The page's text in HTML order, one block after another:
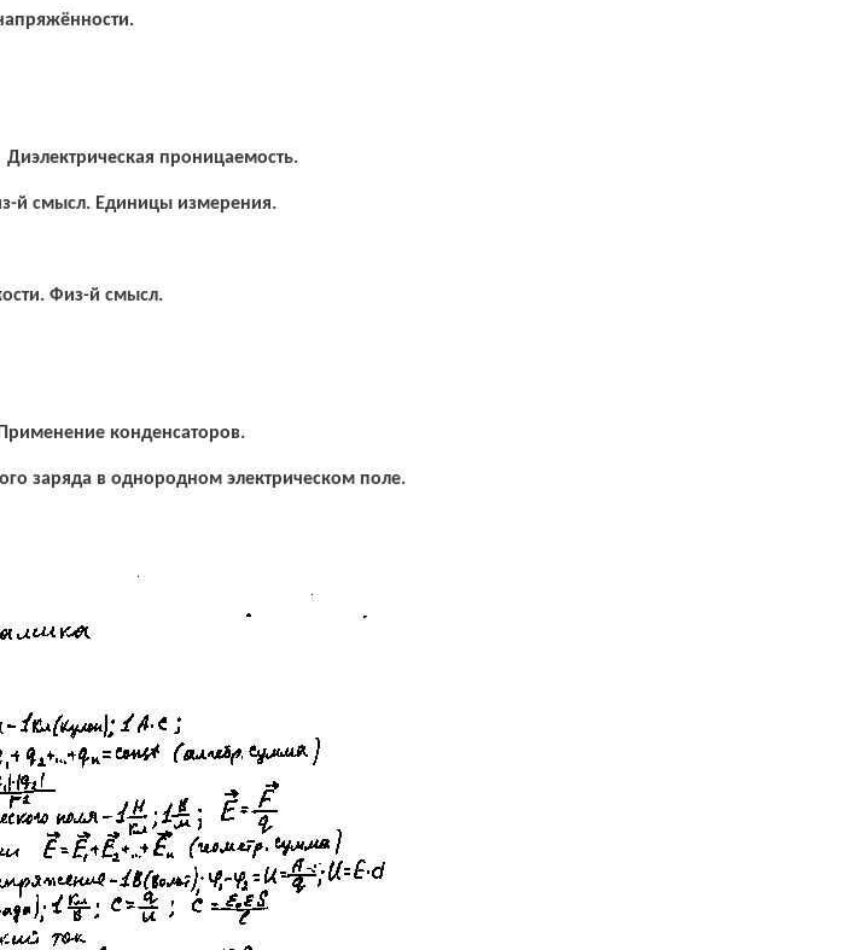
Диэлектрическая проницаемость.
й смысл. Единицы измерения.
Физ-й смысл.
конденсаторов.
заряда в однородном электрическом поле.